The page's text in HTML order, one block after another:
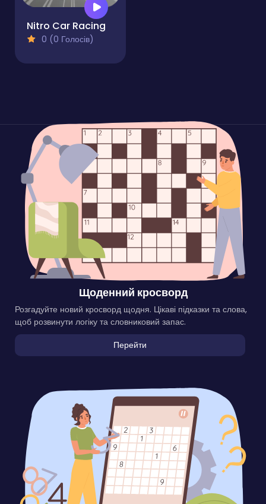
Nitro Car Racing
0 (0 Голосів)
Щоденний кросворд
Розгадуйте новий кросворд щодня. Цікаві підказки та слова,
щоб розвинути логіку та словниковий запас.
Перейти